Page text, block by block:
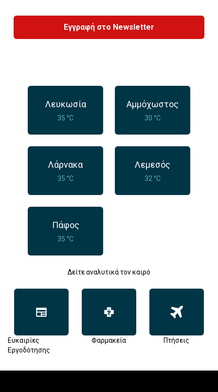
Εγγραφή στο Newsletter
Λευκωσία
35 °C
Αμμόχωστος
30 °C
Λάρνακα
35 °C
Λεμεσός
32 °C
Πάφος
35 °C
Δείτε αναλυτικά τον καιρό
Ευκαιρίες
Εργοδότησης
Φαρμακεία Πτήσεις